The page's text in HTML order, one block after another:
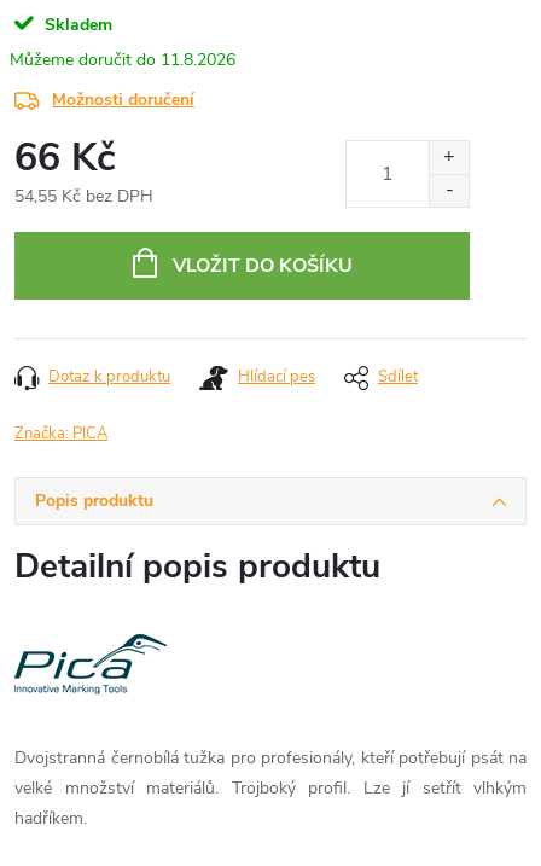
Skladem
11.8.2026
Možnosti doručení
66 Kč
54,55 Kč bez DPH
VLOŽIT DO KOŠÍKU
Dotaz k produktu Hlídací pes Sdílet
Značka: PICA
Popis produktu
Detailní popis produktu
Dvojstranná černobílá tužka pro profesionály, kteří potřebují psát na
velké množství materiálů. Trojboký profil. Lze jí setřít vlhkým
hadříkem.